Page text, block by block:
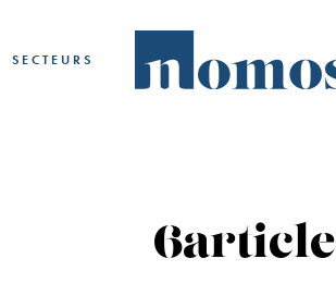
SECTEURS
6article